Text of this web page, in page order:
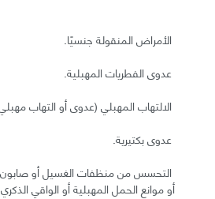
الأمراض المنقولة جنسيًا.
عدوى الفطريات المهبلية.
الالتهاب المهبلي (عدوى أو التهاب
عدوى بكتيرية.
التحسس من منظفات الغسيل أو صابون
أو موانع الحمل المهبلية أو الواقي